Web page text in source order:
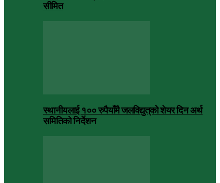
सीमित
स्थानीयलाई १०० रुपैयाँमै जलविद्युत्‌को शेयर दिन अर्थ
समितिको निर्देशन